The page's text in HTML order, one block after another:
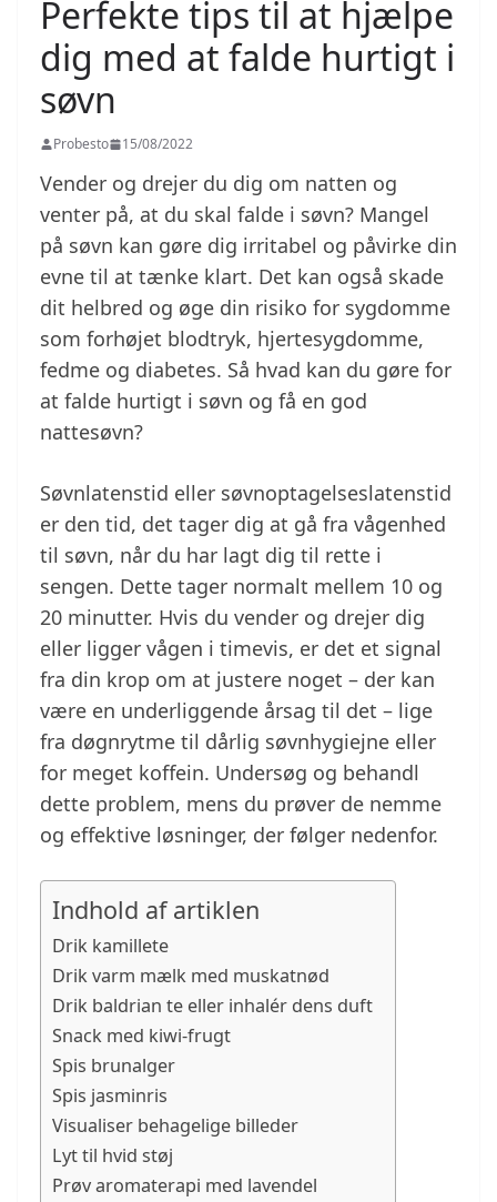
Perfekte tips til at hjælpe
dig med at falde hurtigt i
søvn
Probesto 15/08/2022
Vender og drejer du dig om natten og
venter på, at du skal falde i søvn? Mangel
på søvn kan gøre dig irritabel og påvirke din
evne til at tænke klart. Det kan også skade
dit helbred og øge din risiko for sygdomme
som forhøjet blodtryk, hjertesygdomme,
fedme og diabetes. Så hvad kan du gøre for
at falde hurtigt i søvn og få en god
nattesøvn?
Søvnlatenstid eller søvnoptagelseslatenstid
er den tid, det tager dig at gå fra vågenhed
til søvn, når du har lagt dig til rette i
sengen. Dette tager normalt mellem 10 og
20 minutter. Hvis du vender og drejer dig
eller ligger vågen i timevis, er det et signal
fra din krop om at justere noget – der kan
være en underliggende årsag til det – lige
fra døgnrytme til dårlig søvnhygiejne eller
for meget koffein. Undersøg og behandl
dette problem, mens du prøver de nemme
og effektive løsninger, der følger nedenfor.
Indhold af artiklen
Drik kamillete
Drik varm mælk med muskatnød
Drik baldrian te eller inhalér dens duft
Snack med kiwi-frugt
Spis brunalger
Spis jasminris
Visualiser behagelige billeder
Lyt til hvid støj
Prøv aromaterapi med lavendel